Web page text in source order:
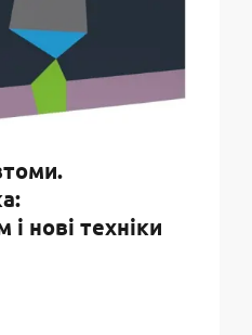
і нові техніки